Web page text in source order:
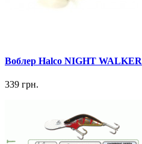
Воблер Halco NIGHT WALKER
339 грн.